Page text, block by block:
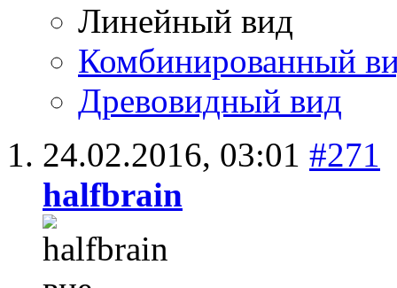
Линейный вид
Комбинированный
Древовидный вид
24.02.2016, 03:01 #271
halfbrain